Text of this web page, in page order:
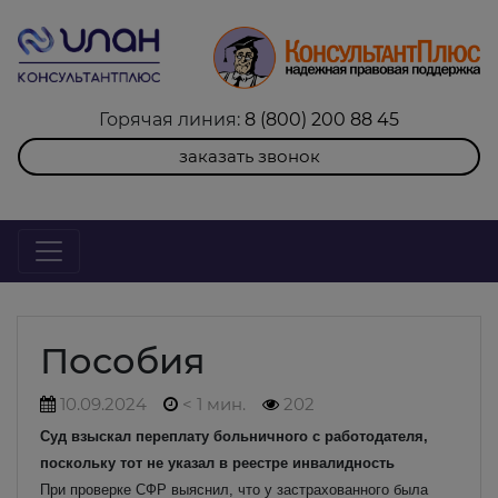
Горячая линия: 8 (800) 200 88 45
заказать звонок
Пособия
10.09.2024 < 1 мин. 202
Суд взыскал переплату больничного с работодателя,
поскольку тот не указал в реестре инвалидность
При проверке СФР выяснил, что у застрахованного была